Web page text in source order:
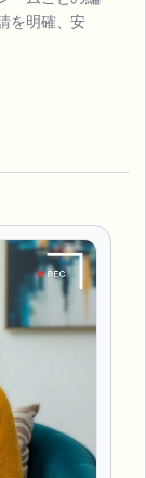
を明確、安